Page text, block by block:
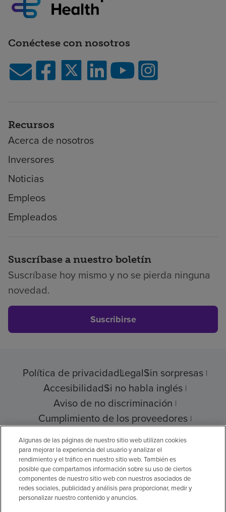
Conéctese con nosotros
Recursos
Acerca de nosotros
Inversores
Noticias
Empleos
Empleados
Suscríbase a nuestro boletín
Suscríbase hoy mismo y no se pierda ninguna
novedad.
Suscribirse
Política de privacidadLegalSin sorpresas
AccesibilidadSi no habla inglés
Aviso de no discriminación
Cumplimiento de los proveedores
© 2026 Encompass Health Corporation
Preferencias de cookies
Algunas de las páginas de nuestro sitio web utilizan cookies
para mejorar la experiencia del usuario y analizar el
rendimiento y el tráfico en nuestro sitio web. También es
posible que compartamos información sobre su uso de ciertos
componentes de nuestro sitio web con nuestros asociados de
redes sociales, publicidad y análisis para proporcionar, medir y
personalizar nuestro contenido y anuncios.